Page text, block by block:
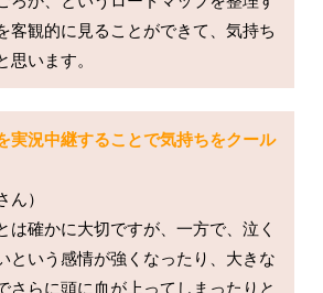
客観的に見ることができて、気持ち
実況中継することで気持ちをクール
ん）
は確かに大切ですが、一方で、泣く
という感情が強くなったり、大きな
さらに頭に血が上ってしまったりと